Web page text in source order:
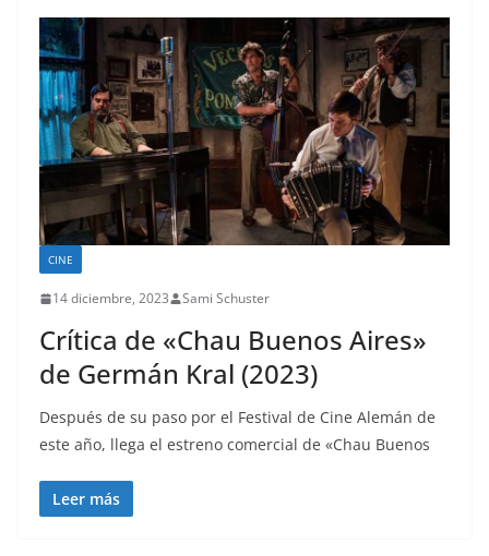
CINE
14 diciembre, 2023 Sami Schuster
Crítica de «Chau Buenos Aires»
de Germán Kral (2023)
Después de su paso por el Festival de Cine Alemán de
este año, llega el estreno comercial de «Chau Buenos
Leer más